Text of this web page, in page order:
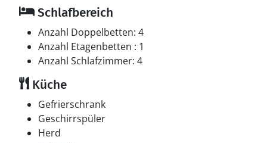
Schlafbereich
Anzahl Doppelbetten: 4
Anzahl Etagenbetten : 1
Anzahl Schlafzimmer: 4
Küche
Gefrierschrank
Geschirrspüler
Herd